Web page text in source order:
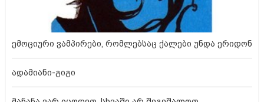
ემოციური ვამპირები, რომლებსაც ქალები უნდა ერიდონ
ადამიანი-გიგი